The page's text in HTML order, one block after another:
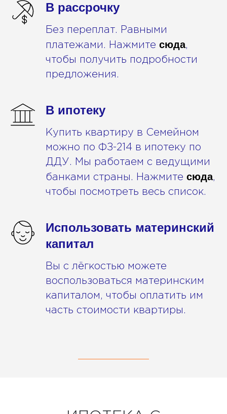
В рассрочку
Без переплат. Равными
платежами. Нажмите сюда,
чтобы получить подробности
предложения.
В ипотеку
Купить квартиру в Семейном
можно по ФЗ-214 в ипотеку по
ДДУ. Мы работаем с ведущими
банками страны. Нажмите сюда,
чтобы посмотреть весь список.
Использовать материнский
капитал
Вы с лёгкостью можете
воспользоваться материнским
капиталом, чтобы оплатить им
часть стоимости квартиры.